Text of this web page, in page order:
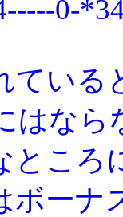
0-
ている
はなら
ところ
ボーナ